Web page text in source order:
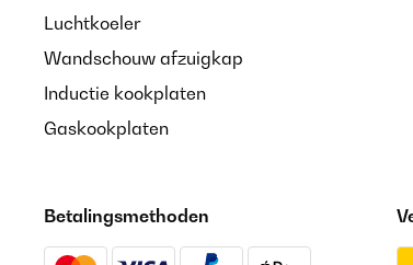
Luchtkoeler
Wandschouw afzuigkap
Inductie kookplaten
Gaskookplaten
Betalingsmethoden